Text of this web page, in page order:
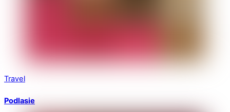
Travel
Podlasie